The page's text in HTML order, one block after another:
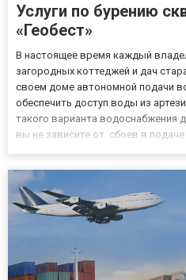
Услуги по бурению
«Геобест»
В настоящее время каждый
загородных коттеджей и дач
своем доме автономной подачи
обеспечить доступ воды из
такого варианта водоснабжения
вы не зависите от сбоев в
вода...